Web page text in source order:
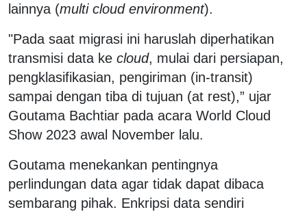
lainnya (multi cloud environment).
"Pada saat migrasi ini haruslah diperhatikan
transmisi data ke cloud, mulai dari persiapan,
pengklasifikasian, pengiriman (in-transit)
sampai dengan tiba di tujuan (at rest),” ujar
Goutama Bachtiar pada acara World Cloud
Show 2023 awal November lalu.
Goutama menekankan pentingnya
perlindungan data agar tidak dapat dibaca
sembarang pihak. Enkripsi data sendiri